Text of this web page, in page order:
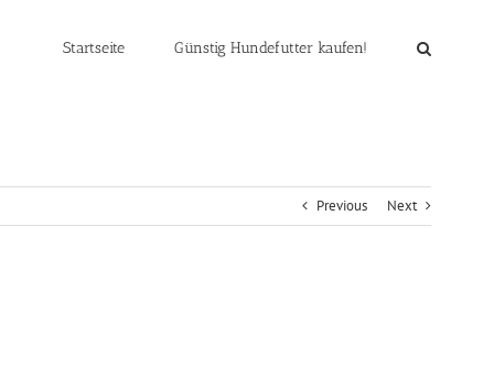
Startseite Günstig Hundefutter kaufen!
Previous Next